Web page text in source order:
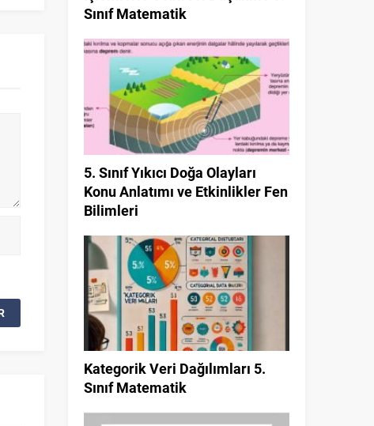
Sınıf Matematik
5. Sınıf Yıkıcı Doğa Olayları
Konu Anlatımı ve Etkinlikler Fen
Bilimleri
Kategorik Veri Dağılımları 5.
Sınıf Matematik